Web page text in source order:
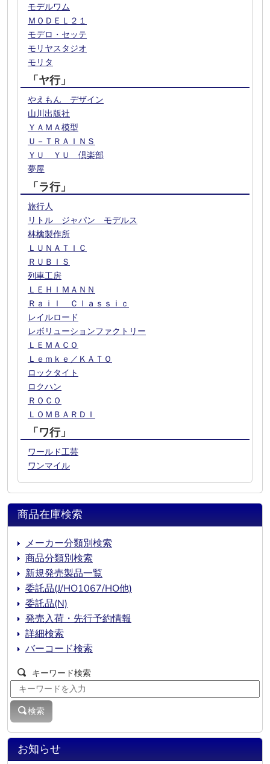
モデルワム
ＭＯＤＥＬ２１
モデロ・セッテ
モリヤスタジオ
モリタ
「ヤ行」
やえもん デザイン
山川出版社
ＹＡＭＡ模型
Ｕ－ＴＲＡＩＮＳ
ＹＵ ＹＵ 倶楽部
夢屋
「ラ行」
旅行人
リトル ジャパン モデルス
林檎製作所
ＬＵＮＡＴＩＣ
ＲＵＢＩＳ
列車工房
ＬＥＨＩＭＡＮＮ
Ｒａｉｌ Ｃｌａｓｓｉｃ
レイルロード
レボリューションファクトリー
ＬＥＭＡＣＯ
Ｌｅｍｋｅ／ＫＡＴＯ
ロックタイト
ロクハン
ＲＯＣＯ
ＬＯＭＢＡＲＤＩ
「ワ行」
ワールド工芸
ワンマイル
お知らせ
商品在庫検索
メーカー分類別検索
商品分類別検索
新規発売製品一覧
委託品(J/HO1067/HO他)
委託品(N)
発売入荷・先行予約情報
詳細検索
バーコード検索
キーワード検索
検索